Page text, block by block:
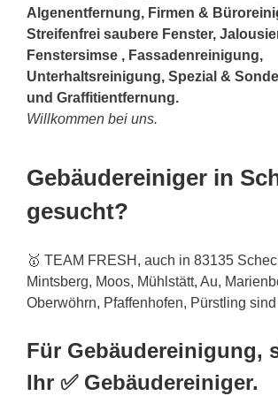
Algenentfernung, Firmen &
Streifenfrei saubere Fenster,
Fenstersimse , Fassadenreinigung,
Unterhaltsreinigung, Spezial &
und Graffitientfernung.
Willkommen bei uns.
Gebäudereiniger in
gesucht?
🥇 TEAM FRESH, auch in 83135
Mintsberg, Moos, Mühlstätt, Au,
Oberwöhrn, Pfaffenhofen, Pürstling
Für Gebäudereinigung,
Ihr ✅ Gebäudereiniger.